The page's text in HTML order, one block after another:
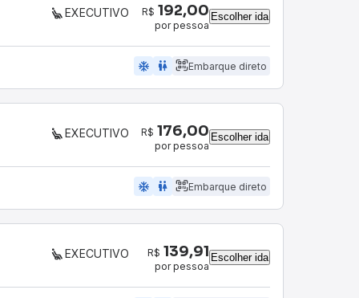
EXECUTIVO R$ 192,00
por pessoa
Escolher ida
ac_unit wc Embarque direto
EXECUTIVO R$ 176,00
por pessoa
Escolher ida
ac_unit wc Embarque direto
EXECUTIVO R$ 139,91
por pessoa
Escolher ida